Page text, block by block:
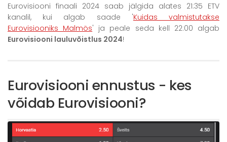
Eurovisiooni finaali 2024 saab jälgida alates 21:35 ETV
kanalil, kui algab saade 'Kuidas valmistutakse
Eurovisiooniks Malmös' ja peale seda kell 22:00 algab
Eurovisiooni lauluvõistlus 2024!
Eurovisiooni ennustus - kes
võidab Eurovisiooni?